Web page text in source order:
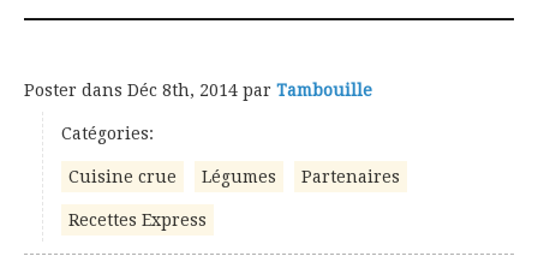
Poster dans Déc 8th, 2014 par Tambouille
Catégories:
Cuisine crue Légumes Partenaires
Recettes Express